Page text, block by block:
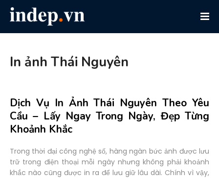
In ảnh Thái Nguyên
Dịch Vụ In Ảnh Thái Nguyên Theo Yêu
Cầu – Lấy Ngay Trong Ngày, Đẹp Từng
Khoảnh Khắc
Trong thời đại công nghệ số, hàng ngàn bức ảnh được lưu
trữ trong điện thoại mỗi ngày nhưng không phải khoảnh
khắc nào cũng được in ra để lưu giữ lâu dài. Chính vì vậy,